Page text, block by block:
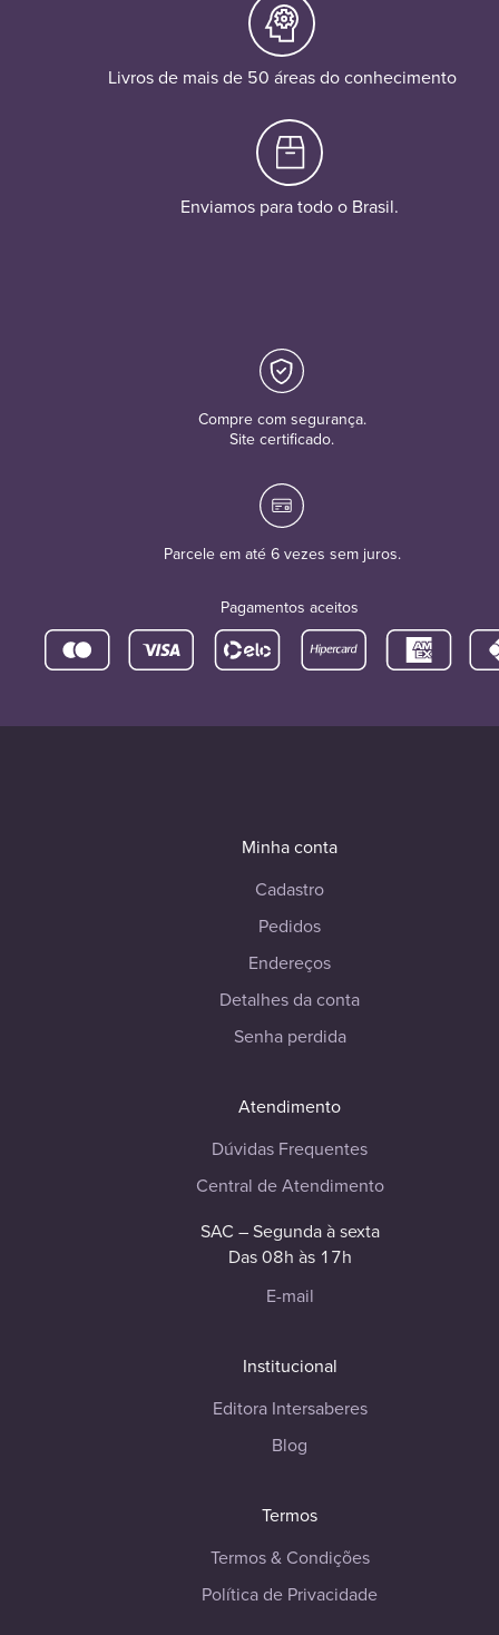
Livros de mais de 50 áreas do conhecimento
Enviamos para todo o Brasil.
Compre com segurança.
Site certificado.
Parcele em até 6 vezes sem juros.
Pagamentos aceitos
Minha conta
Cadastro
Pedidos
Endereços
Detalhes da conta
Senha perdida
Atendimento
Dúvidas Frequentes
Central de Atendimento
SAC – Segunda à sexta
Das 08h às 17h
E-mail
Institucional
Editora Intersaberes
Blog
Termos
Termos & Condições
Política de Privacidade